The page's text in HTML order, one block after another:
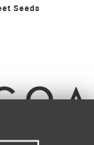
Seeds